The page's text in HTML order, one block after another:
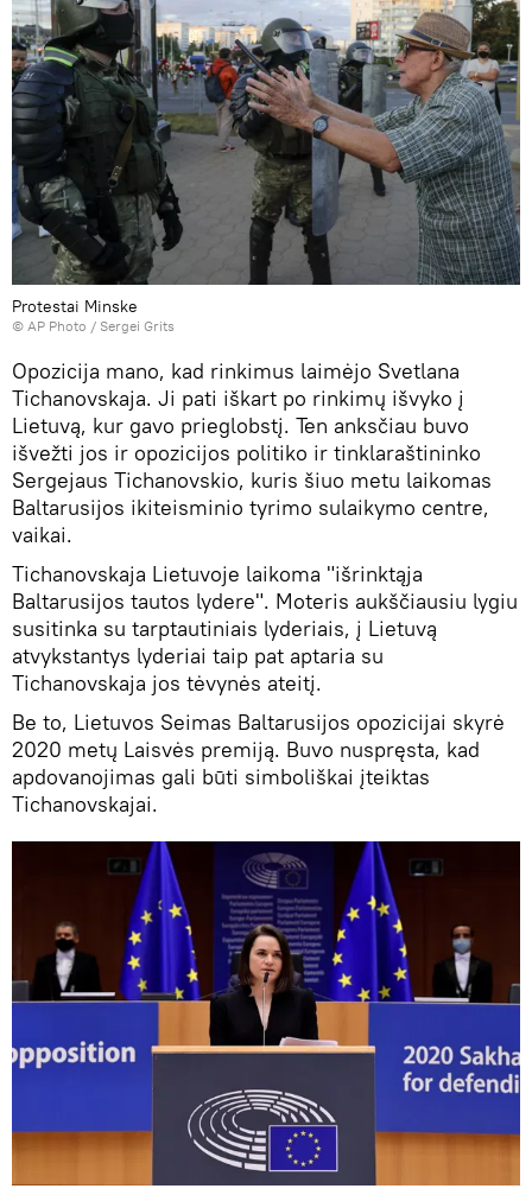
Protestai Minske
© AP Photo / Sergei Grits
Opozicija mano, kad rinkimus laimėjo Svetlana
Tichanovskaja. Ji pati iškart po rinkimų išvyko į
Lietuvą, kur gavo prieglobstį. Ten anksčiau buvo
išvežti jos ir opozicijos politiko ir tinklaraštininko
Sergejaus Tichanovskio, kuris šiuo metu laikomas
Baltarusijos ikiteisminio tyrimo sulaikymo centre,
vaikai.
Tichanovskaja Lietuvoje laikoma "išrinktąja
Baltarusijos tautos lydere". Moteris aukščiausiu lygiu
susitinka su tarptautiniais lyderiais, į Lietuvą
atvykstantys lyderiai taip pat aptaria su
Tichanovskaja jos tėvynės ateitį.
Be to, Lietuvos Seimas Baltarusijos opozicijai skyrė
2020 metų Laisvės premiją. Buvo nuspręsta, kad
apdovanojimas gali būti simboliškai įteiktas
Tichanovskajai.